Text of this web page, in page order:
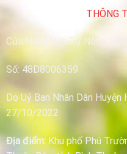
THÔNG
Cửa Hàng Vật Tư Nông
Số: 48D8006359
Do Uỷ Ban Nhân Dân
27/10/2022
Địa điểm:Khu phố Phú